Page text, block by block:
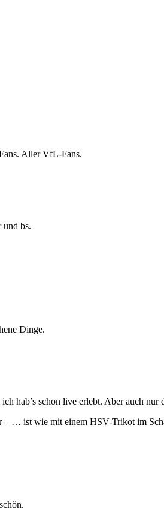
Aller VfL-Fans.
und bs.
Dinge.
hab’s schon live erlebt. Aber auch
… ist wie mit einem HSV-Trikot im